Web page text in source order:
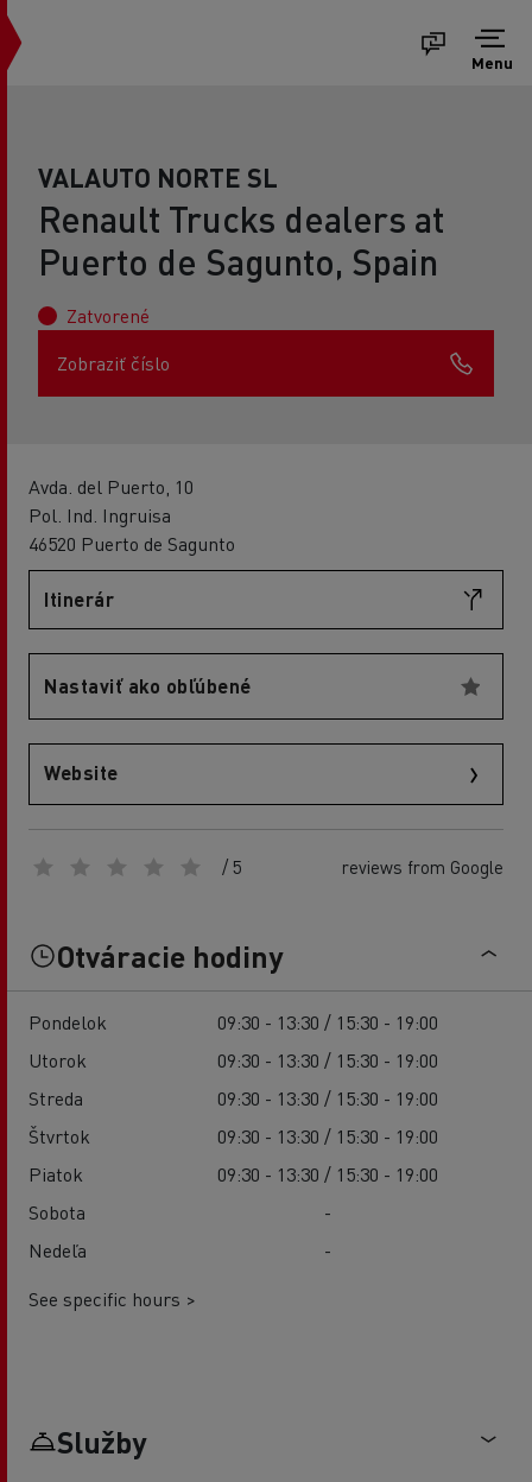
Menu
VALAUTO NORTE SL
Renault Trucks dealers at
Puerto de Sagunto, Spain
Zatvorené
Zobraziť číslo
Avda. del Puerto, 10
Pol. Ind. Ingruisa
46520 Puerto de Sagunto
Itinerár
Nastaviť ako obľúbené
Website
/ 5 reviews from Google
Otváracie hodiny
Pondelok
09:30 - 13:30 / 15:30 - 19:00
Utorok
09:30 - 13:30 / 15:30 - 19:00
Streda
09:30 - 13:30 / 15:30 - 19:00
Štvrtok
09:30 - 13:30 / 15:30 - 19:00
Piatok
09:30 - 13:30 / 15:30 - 19:00
Sobota
-
Nedeľa
-
See specific hours >
Služby